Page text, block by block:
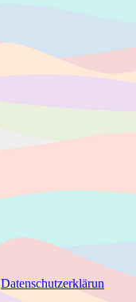
Datenschutzerklärun